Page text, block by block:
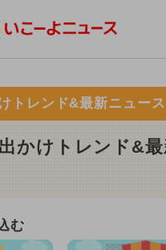
トレンド&最新ニュース
かけトレンド&最
む